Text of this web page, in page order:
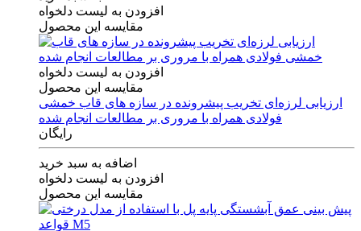
افزودن به لیست دلخواه
مقایسه این محصول
افزودن به لیست دلخواه
مقایسه این محصول
ارزیابی لرزه‌ای تخریب پیشرونده در سازه های قاب خمشی
فولادی همراه با مروری بر مطالعات انجام شده
رایگان
اضافه به سبد خرید
افزودن به لیست دلخواه
مقایسه این محصول